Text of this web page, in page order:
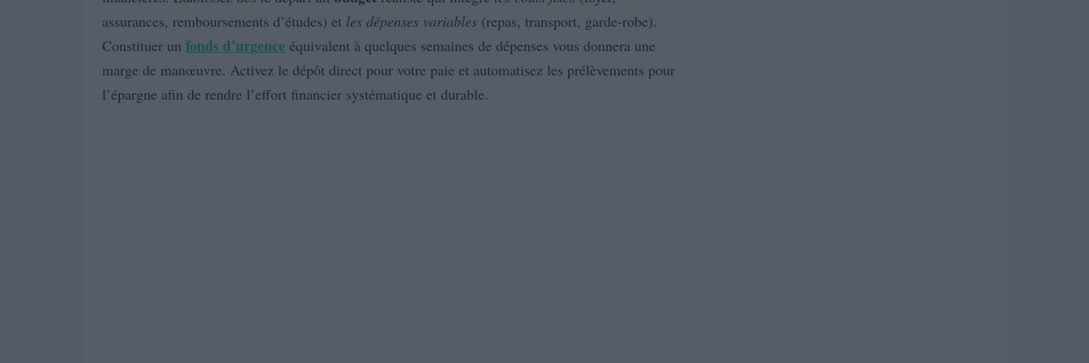
assurances, remboursements d’études) et les dépenses variables (repas, transport, garde-robe).
Constituer un fonds d’urgence équivalent à quelques semaines de dépenses vous donnera une
marge de manœuvre. Activez le dépôt direct pour votre paie et automatisez les prélèvements pour
l’épargne afin de rendre l’effort financier systématique et durable.